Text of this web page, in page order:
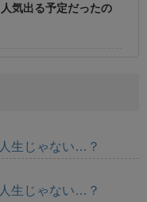
気出る予定だったの
生じゃない…？
生じゃない…？